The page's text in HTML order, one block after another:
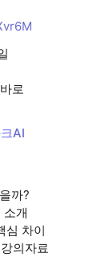
로
AI
까?
개
심 차이
의자료